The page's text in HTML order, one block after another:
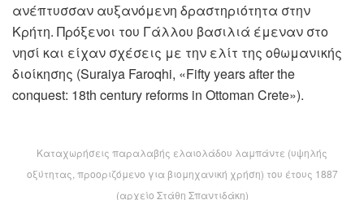
ανέπτυσσαν αυξανόμενη δραστηριότητα στην
Κρήτη. Πρόξενοι του Γάλλου βασιλιά έμεναν στο
νησί και είχαν σχέσεις με την ελίτ της οθωμανικής
διοίκησης (Suraiya Faroqhi, «Fifty years after the
conquest: 18th century reforms in Ottoman Crete»).
Καταχωρήσεις παραλαβής ελαιολάδου λαμπάντε (υψηλής
οξύτητας, προοριζόμενο για βιομηχανική χρήση) του έτους 1887
(αρχείο Στάθη Σπαντιδάκη)